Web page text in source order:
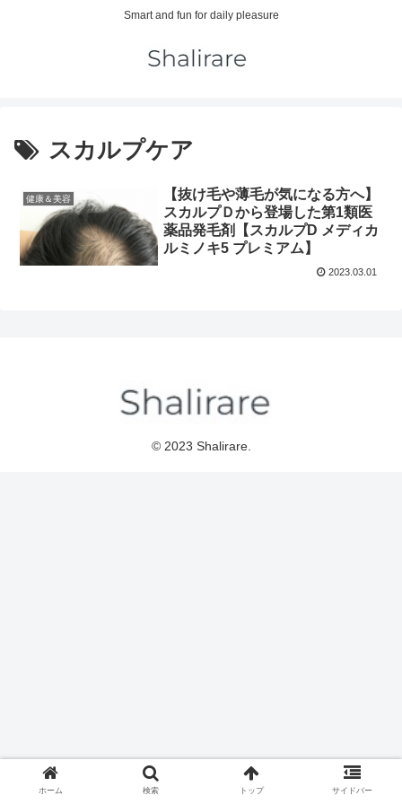
Smart and fun for daily pleasure
スカルプケア
健康＆美容
【抜け毛や薄毛が気になる方へ】
スカルプＤから登場した第1類医
薬品発毛剤【スカルプD メディカ
ルミノキ5 プレミアム】
2023.03.01
© 2023 Shalirare.
ホーム 検索 トップ サイドバー